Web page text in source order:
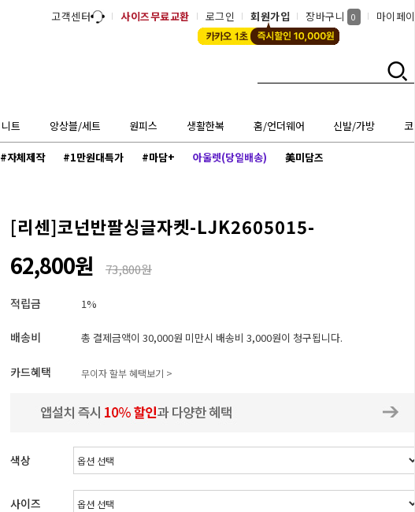
고객센터 사이즈무료교환 로그인 회원가입 장바구니 0 마이페
니트 앙상블/세트 원피스 생활한복 홈/언더웨어 신발/가방
#자체제작 #1만원대특가 #마담+ 아울렛(당일배송) 美미담즈
[리센]코넌반팔싱글자켓-LJK2605015-
62,800원 73,800원
적립금 1%
배송비 총 결제금액이 30,000원 미만시 배송비 3,000원이 청구됩니다.
카드혜택 무이자 할부 혜택보기 >
색상
사이즈